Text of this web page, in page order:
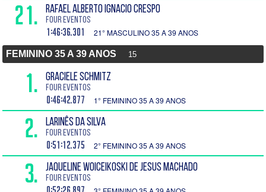
21. RAFAEL ALBERTO IGNACIO CRESPO
Four Eventos
1:46:36.301 21° MASCULINO 35 A 39 ANOS
FEMININO 35 A 39 ANOS 15
1. GRACIELE SCHMITZ
Four Eventos
0:46:42.877 1° FEMININO 35 A 39 ANOS
2. LARINÊS DA SILVA
Four Eventos
0:51:12.375 2° FEMININO 35 A 39 ANOS
3. JAQUELINE WOICEIKOSKI DE JESUS MACHADO
Four Eventos